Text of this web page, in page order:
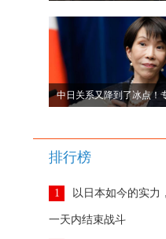
结束战斗
中日关系又降到了冰点！
用心
排行榜
1 以日本如今的实力
一天内结束战斗